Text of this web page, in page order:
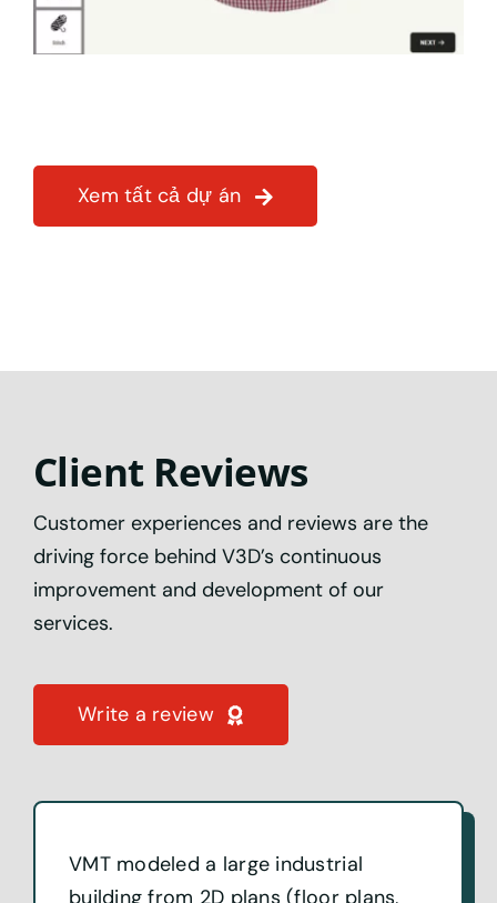
Client Reviews
Customer experiences and reviews are the
driving force behind V3D’s continuous
improvement and development of our
VMT modeled a large industrial